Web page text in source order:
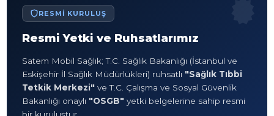
RESMI KURULUŞ
Resmi Yetki ve Ruhsatlarımız
Satem Mobil Sağlık; T.C. Sağlık Bakanlığı (İstanbul ve
Eskişehir İl Sağlık Müdürlükleri) ruhsatlı "Sağlık Tıbbi
Tetkik Merkezi" ve T.C. Çalışma ve Sosyal Güvenlik
Bakanlığı onaylı "OSGB" yetki belgelerine sahip resmi